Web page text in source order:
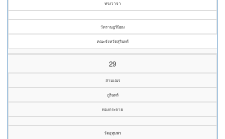
ทรงวาจา
วัดราษฎร์นิยม
คณะจังหวัดสุรินทร์
29
สามเณร
ภูรินทร์
ทองกระจาย
วัดอุทุมพร